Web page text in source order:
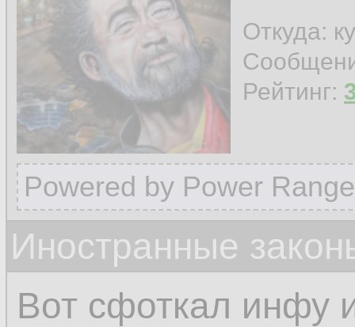
Откуда:
Рейтинг:
Powered by Power
Иностранные
Вот сфоткал инфу